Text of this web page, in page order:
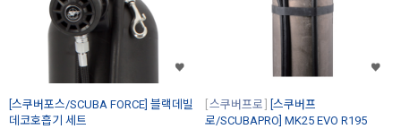
[스쿠버포스/SCUBA FORCE] 블랙데빌
데코호흡기 세트
스쿠버프로
[스쿠버프
로/SCUBAPRO] MK25 EVO R195